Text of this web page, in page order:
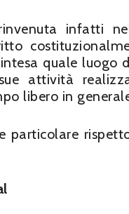
infatti
quale luogo
attività
libero in
particolare